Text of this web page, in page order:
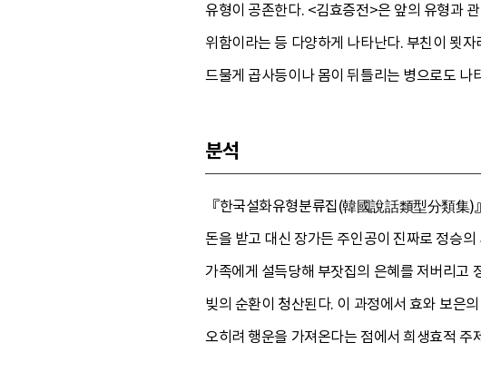
유형이 공존한다. <김효증전>은 앞의 유형과
위함이라는 등 다양하게 나타난다. 부친이 묏
드물게 곱사등이나 몸이 뒤틀리는 병으로도 나
분석
『한국설화유형분류집(韓國說話類型分類集)
돈을 받고 대신 장가든 주인공이 진짜로 정승
가족에게 설득당해 부잣집의 은혜를 저버리고
빚의 순환이 청산된다. 이 과정에서 효와 보은
오히려 행운을 가져온다는 점에서 희생효적 주